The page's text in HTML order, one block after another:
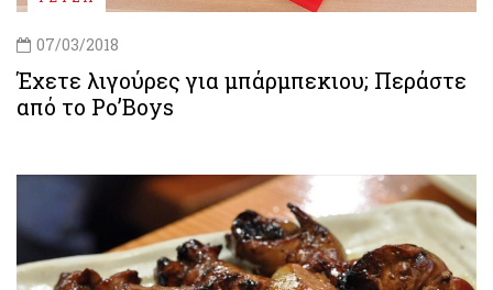
07/03/2018
Έχετε λιγούρες για μπάρμπεκιου; Περάστε
από το Po’Boys